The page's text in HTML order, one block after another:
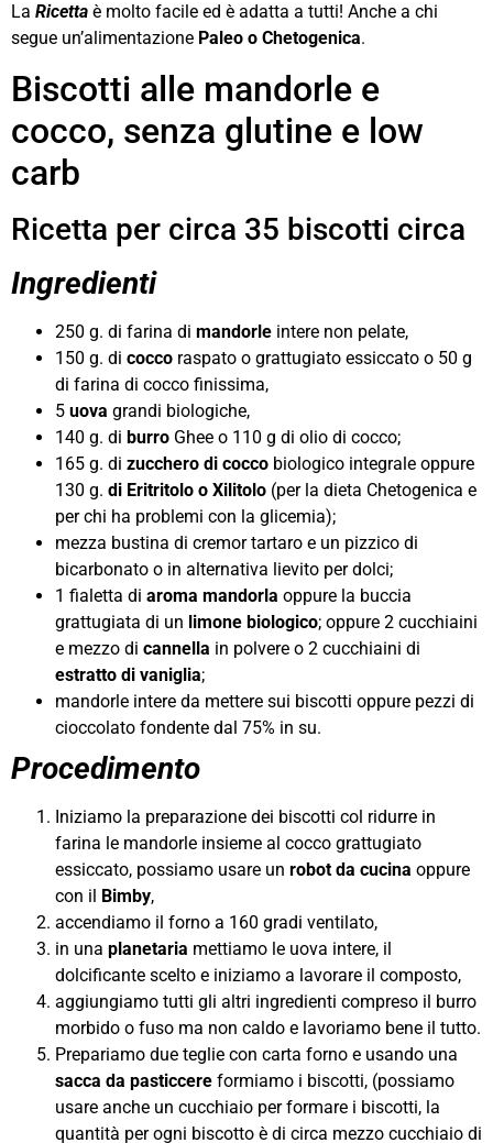
La Ricetta è molto facile ed è adatta a tutti! Anche a chi
segue un’alimentazione Paleo o Chetogenica.
Biscotti alle mandorle e
cocco, senza glutine e low
carb
Ricetta per circa 35 biscotti circa
Ingredienti
250 g. di farina di mandorle intere non pelate,
150 g. di cocco raspato o grattugiato essiccato o 50 g
di farina di cocco finissima,
5 uova grandi biologiche,
140 g. di burro Ghee o 110 g di olio di cocco;
165 g. di zucchero di cocco biologico integrale oppure
130 g. di Eritritolo o Xilitolo (per la dieta Chetogenica e
per chi ha problemi con la glicemia);
mezza bustina di cremor tartaro e un pizzico di
bicarbonato o in alternativa lievito per dolci;
1 fialetta di aroma mandorla oppure la buccia
grattugiata di un limone biologico; oppure 2 cucchiaini
e mezzo di cannella in polvere o 2 cucchiaini di
estratto di vaniglia;
mandorle intere da mettere sui biscotti oppure pezzi di
cioccolato fondente dal 75% in su.
Procedimento
Iniziamo la preparazione dei biscotti col ridurre in
farina le mandorle insieme al cocco grattugiato
essiccato, possiamo usare un robot da cucina oppure
con il Bimby,
accendiamo il forno a 160 gradi ventilato,
in una planetaria mettiamo le uova intere, il
dolcificante scelto e iniziamo a lavorare il composto,
aggiungiamo tutti gli altri ingredienti compreso il burro
morbido o fuso ma non caldo e lavoriamo bene il tutto.
Prepariamo due teglie con carta forno e usando una
sacca da pasticcere formiamo i biscotti, (possiamo
usare anche un cucchiaio per formare i biscotti, la
quantità per ogni biscotto è di circa mezzo cucchiaio di